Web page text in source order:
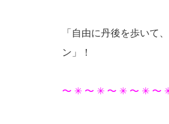
「自由に丹後を歩いて
ン」！
〜 ✳︎ 〜 ✳︎ 〜 ✳︎ 〜 ✳︎ 〜